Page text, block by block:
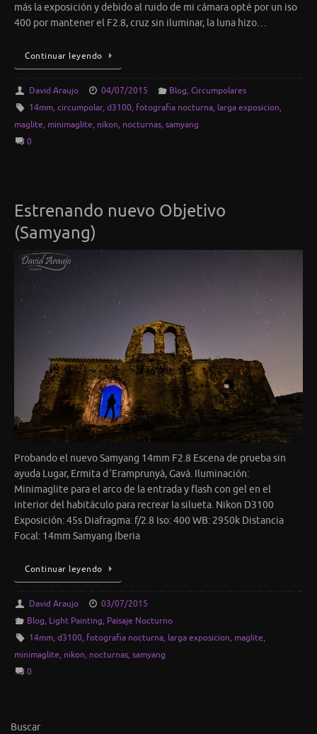
más la exposición y debido al ruido de mi cámara opté por un iso
400 por mantener el F2.8, cruz sin iluminar, la luna hizo…
Continuar leyendo
David Araujo 04/07/2015 Blog, Circumpolares
14mm, circumpolar, d3100, fotografia nocturna, larga exposicion,
maglite, minimaglite, nikon, nocturnas, samyang
0
Estrenando nuevo Objetivo
(Samyang)
Probando el nuevo Samyang 14mm F2.8 Escena de prueba sin
ayuda Lugar, Ermita d´Eramprunyà, Gavà. Iluminación:
Minimaglite para el arco de la entrada y flash con gel en el
interior del habitáculo para recrear la silueta. Nikon D3100
Exposición: 45s Diafragma: f/2.8 Iso: 400 WB: 2950k Distancia
Focal: 14mm Samyang Iberia
Continuar leyendo
David Araujo
03/07/2015
Blog, Light Painting, Paisaje Nocturno
14mm, d3100, fotografia nocturna, larga exposicion, maglite,
minimaglite, nikon, nocturnas, samyang
0
Buscar